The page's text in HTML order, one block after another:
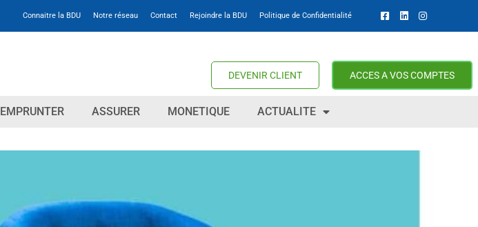
Connaitre la BDU Notre réseau Contact Rejoindre la BDU Politique de Confidentialité
DEVENIR CLIENT ACCES A VOS COMPTES
EMPRUNTER ASSURER MONETIQUE ACTUALITE